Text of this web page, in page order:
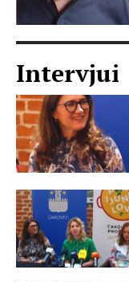
Intervjui